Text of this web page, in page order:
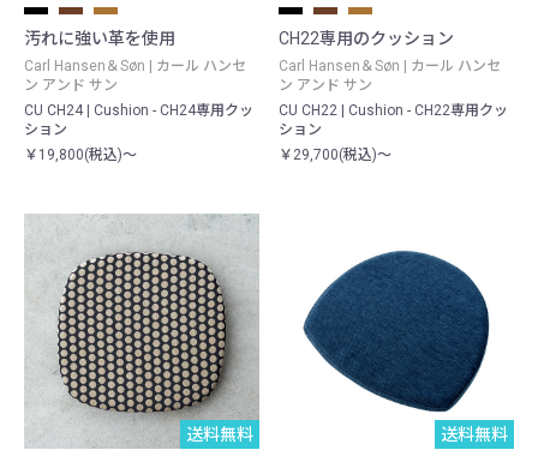
汚れに強い革を使用
Carl Hansen＆Søn | カール ハンセ
ン アンド サン
CU CH24 | Cushion - CH24専用クッ
ション
￥19,800(税込)～
CH22専用のクッション
Carl Hansen＆Søn | カール ハンセ
ン アンド サン
CU CH22 | Cushion - CH22専用クッ
ション
￥29,700(税込)～
送料無料
送料無料